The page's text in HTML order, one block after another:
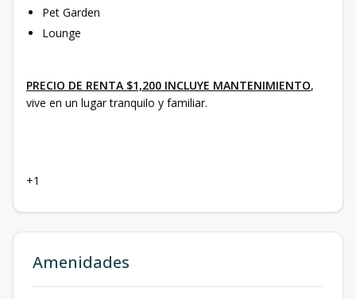
Pet Garden
Lounge
PRECIO DE RENTA $1,200 INCLUYE MANTENIMIENTO,
vive en un lugar tranquilo y familiar.
+1
Amenidades